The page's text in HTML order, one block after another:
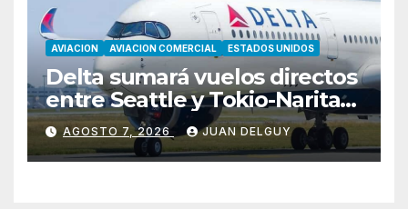
AVIACION AVIACION COMERCIAL ESTADOS UNIDOS
Delta sumará vuelos directos
entre Seattle y Tokio-Narita
desde marzo de 2027
AGOSTO 7, 2026 JUAN DELGUY